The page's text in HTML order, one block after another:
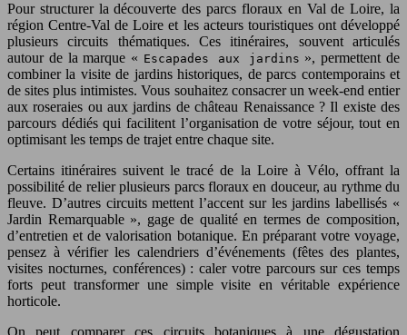
Pour structurer la découverte des parcs floraux en Val de Loire, la
région Centre-Val de Loire et les acteurs touristiques ont développé
plusieurs circuits thématiques. Ces itinéraires, souvent articulés
autour de la marque « Escapades aux jardins », permettent de
combiner la visite de jardins historiques, de parcs contemporains et
de sites plus intimistes. Vous souhaitez consacrer un week-end entier
aux roseraies ou aux jardins de château Renaissance ? Il existe des
parcours dédiés qui facilitent l’organisation de votre séjour, tout en
optimisant les temps de trajet entre chaque site.
Certains itinéraires suivent le tracé de la Loire à Vélo, offrant la
possibilité de relier plusieurs parcs floraux en douceur, au rythme du
fleuve. D’autres circuits mettent l’accent sur les jardins labellisés «
Jardin Remarquable », gage de qualité en termes de composition,
d’entretien et de valorisation botanique. En préparant votre voyage,
pensez à vérifier les calendriers d’événements (fêtes des plantes,
visites nocturnes, conférences) : caler votre parcours sur ces temps
forts peut transformer une simple visite en véritable expérience
horticole.